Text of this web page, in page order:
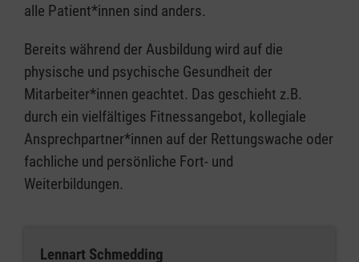
alle Patient*innen sind anders.
Bereits während der Ausbildung wird auf die
physische und psychische Gesundheit der
Mitarbeiter*innen geachtet. Das geschieht z.B.
durch ein vielfältiges Fitnessangebot, kollegiale
Ansprechpartner*innen auf der Rettungswache oder
fachliche und persönliche Fort- und
Weiterbildungen.
Lennart Schmedding